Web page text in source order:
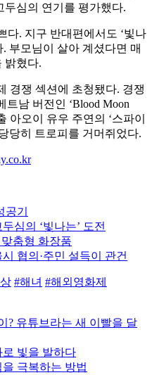
두심의 연기를 평가했다.
다. 지구 반대편에서도 ‘빛나
부모님이 살아 계셨다면 매
밝혔다.
경쟁 섹션에 초청됐다. 경쟁
트남 버전인 ‘Blood Moon
아오이 유우 주연의 ‘스파이
당히 트로피를 거머쥐었다.
기
심의 ‘빛나는’ 도전
춤형 화장품
협의·주민 설득이 관건
#해녀 #해외영화제
? 유튜브라는 새 이빨을 달
빛을 발하다
극복하는 방법